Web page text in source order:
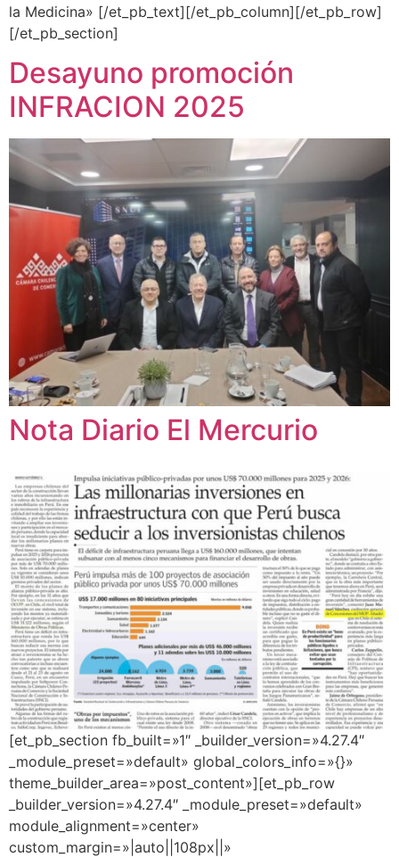
la Medicina» [/et_pb_text][/et_pb_column][/et_pb_row]
[/et_pb_section]
Desayuno promoción
INFRACION 2025
Nota Diario El Mercurio
[et_pb_section fb_built=»1″ _builder_version=»4.27.4″
_module_preset=»default» global_colors_info=»{}»
theme_builder_area=»post_content»][et_pb_row
_builder_version=»4.27.4″ _module_preset=»default»
module_alignment=»center»
custom_margin=»|auto||108px||»